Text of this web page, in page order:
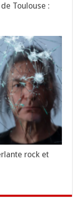
Toulouse :
rock et